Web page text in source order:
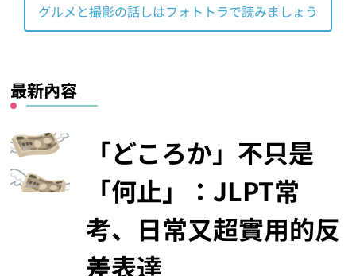
グルメと撮影の話しはフォトトラで読みましょう
最新內容
「どころか」不只是
「何止」：JLPT常
考、日常又超實用的反
差表達